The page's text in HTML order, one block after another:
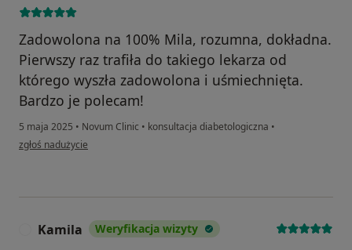
Zadowolona na 100% Mila, rozumna, dokładna.
Pierwszy raz trafiła do takiego lekarza od
którego wyszła zadowolona i uśmiechnięta.
Bardzo je polecam!
5 maja 2025 • Novum Clinic • konsultacja diabetologiczna •
w opinii użytkownika Nadiia Teroshyna
zgłoś nadużycie
Kamila Weryfikacja wizyty